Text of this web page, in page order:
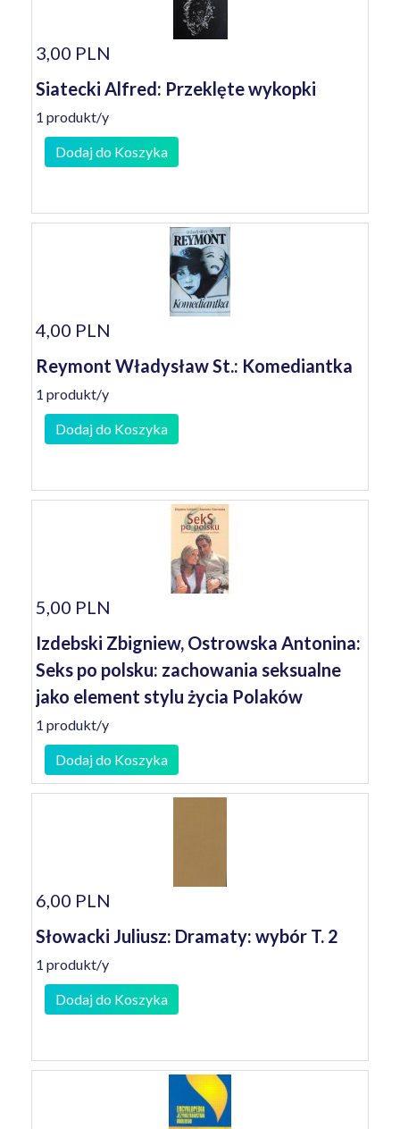
3,00 PLN
Siatecki Alfred: Przeklęte wykopki
1 produkt/y
Dodaj do Koszyka
4,00 PLN
Reymont Władysław St.: Komediantka
1 produkt/y
Dodaj do Koszyka
5,00 PLN
Izdebski Zbigniew, Ostrowska Antonina:
Seks po polsku: zachowania seksualne
jako element stylu życia Polaków
1 produkt/y
Dodaj do Koszyka
6,00 PLN
Słowacki Juliusz: Dramaty: wybór T. 2
1 produkt/y
Dodaj do Koszyka